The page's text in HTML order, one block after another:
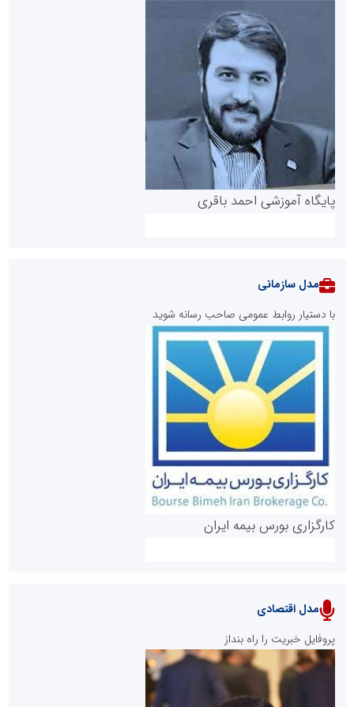
پایگاه آموزشی احمد باقری
روابط عمومی خبرگزاری گزارش خبر
پایگاه خبری نهضت ملی مسکن
مدل سازمانی
با دستیار روابط عمومی صاحب رسانه شوید
کارگزاری بورس بیمه ایران
مدل اقتصادی
پروفایل خبریت را راه بنداز